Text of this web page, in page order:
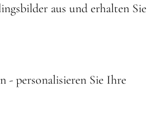
aus und erhalten Sie
- personalisieren Sie Ihre